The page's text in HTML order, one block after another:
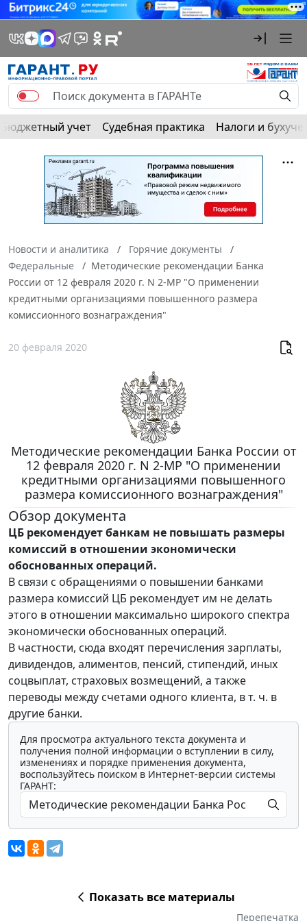
Бюджетный учет Судебная практика Налоги и
Новости и аналитика
Горячие документы
Федеральные
Методические рекомендации Банка
России от 12 февраля 2020 г. N 2-МР "О применении
кредитными организациями повышенного размера
комиссионного вознаграждения"
20 февраля 2020
Методические рекомендации Банка России от
12 февраля 2020 г. N 2-МР "О применении
кредитными организациями повышенного
размера комиссионного вознаграждения"
Обзор документа
ЦБ рекомендует банкам не повышать размеры
комиссий в отношении экономически
обоснованных операций.
В связи с обращениями о повышении банками
размера комиссий ЦБ рекомендует им не делать
этого в отношении максимально широкого спектра
экономически обоснованных операций.
В частности, сюда входят перечисления зарплаты,
дивидендов, алиментов, пенсий, стипендий, иных
соцвыплат, страховых возмещений, а также
переводы между счетами одного клиента, в т. ч. в
другие банки.
Для просмотра актуального текста документа и
получения полной информации о вступлении в силу,
изменениях и порядке применения документа,
воспользуйтесь поиском в Интернет-версии системы
ГАРАНТ:
Показать все материалы
Перепечатка